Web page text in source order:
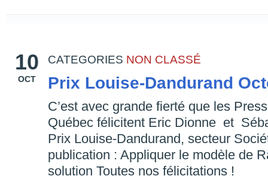
10
OCT
CATEGORIES NON CLASSÉ
Prix Louise-Dandurand
C’est avec grande fierté que les
Québec félicitent Eric Dionne et
Prix Louise-Dandurand, secteur
publication : Appliquer le modèle de
solution Toutes nos félicitations !